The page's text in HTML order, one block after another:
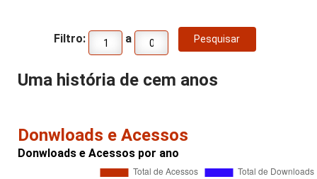
Filtro: a
Uma história de cem anos
Donwloads e Acessos
Donwloads e Acessos por ano